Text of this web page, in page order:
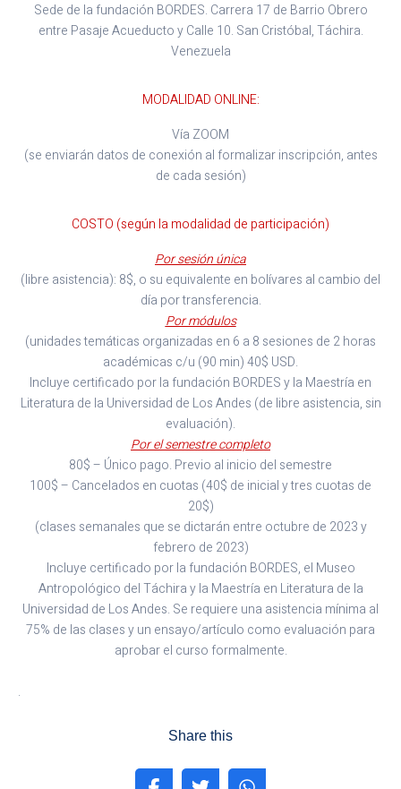
Sede de la fundación BORDES. Carrera 17 de Barrio Obrero
entre Pasaje Acueducto y Calle 10. San Cristóbal, Táchira.
Venezuela
MODALIDAD ONLINE:
Vía ZOOM
(se enviarán datos de conexión al formalizar inscripción, antes
de cada sesión)
COSTO (según la modalidad de participación)
Por sesión única
(libre asistencia): 8$, o su equivalente en bolívares al cambio del
día por transferencia.
Por módulos
(unidades temáticas organizadas en 6 a 8 sesiones de 2 horas
académicas c/u (90 min) 40$ USD.
Incluye certificado por la fundación BORDES y la Maestría en
Literatura de la Universidad de Los Andes (de libre asistencia, sin
evaluación).
Por el semestre completo
80$ – Único pago. Previo al inicio del semestre
100$ – Cancelados en cuotas (40$ de inicial y tres cuotas de
20$)
(clases semanales que se dictarán entre octubre de 2023 y
febrero de 2023)
Incluye certificado por la fundación BORDES, el Museo
Antropológico del Táchira y la Maestría en Literatura de la
Universidad de Los Andes. Se requiere una asistencia mínima al
75% de las clases y un ensayo/artículo como evaluación para
aprobar el curso formalmente.
.
Share this